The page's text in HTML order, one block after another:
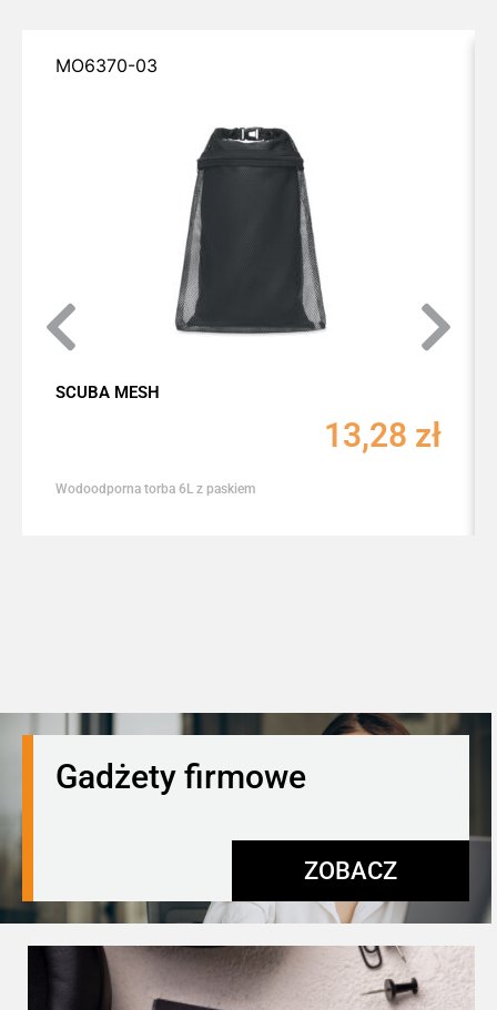
MO6370-03
SCUBA MESH
13,28 zł
Wodoodporna torba 6L z paskiem
Gadżety firmowe
ZOBACZ